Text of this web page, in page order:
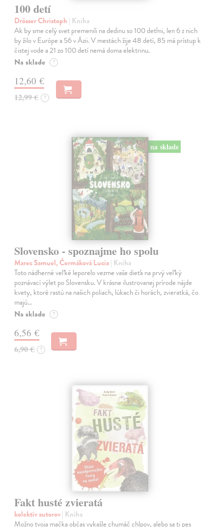
100 detí
Drösser Christoph | Kniha
Ak by sme celý svet premenili na dedinu so 100 deťmi, len 6 z nich
by žilo v Európe a 56 v Ázii. V mestách žije 48 detí, 85 má prístup k
čistej vode a 21 zo 100 detí nemá doma elektrinu.
Na sklade ?
12,60 €
12,99 € ?
na sklade
Slovensko - spoznajme ho spolu
Marec Samuel, Čermáková Lucia| Kniha
Toto nádherné veľké leporelo vezme vaše dieťa na prvý veľký
poznávací výlet po Slovensku. V krásne ilustrovanej prírode nájde
kvety, ktoré rastú na našich poliach, lúkach či horách, zvieratká, čo
majú…
Na sklade ?
6,56 €
6,90 € ?
Fakt husté zvieratá
kolektív autorov| Kniha
Možno tvoja mačka občas vykašle chumáč chlpov, alebo sa ti pes